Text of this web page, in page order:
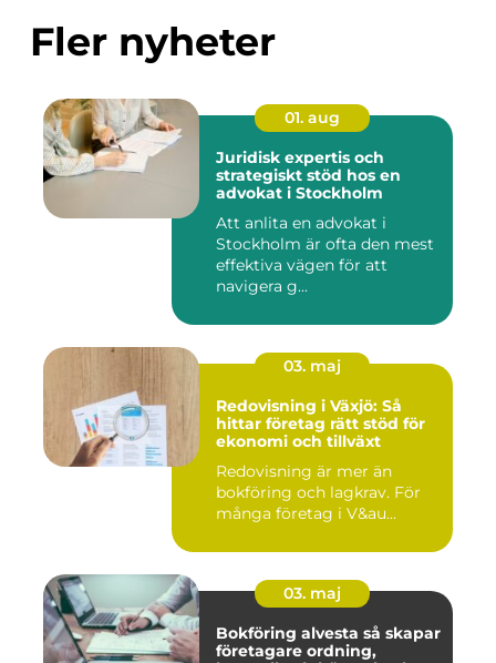
Fler nyheter
01. aug
Juridisk expertis och
strategiskt stöd hos en
advokat i Stockholm
Att anlita en advokat i
Stockholm är ofta den mest
effektiva vägen för att
navigera g...
03. maj
Redovisning i Växjö: Så
hittar företag rätt stöd för
ekonomi och tillväxt
Redovisning är mer än
bokföring och lagkrav. För
många företag i V&au...
03. maj
Bokföring alvesta så skapar
företagare ordning,